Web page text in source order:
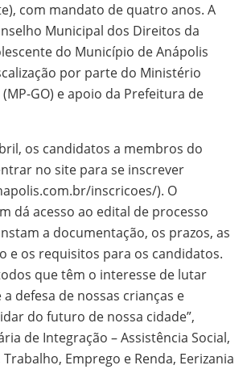
com mandato de quatro anos. A
Municipal dos Direitos da
do Município de Anápolis
por parte do Ministério
GO) e apoio da Prefeitura de
os candidatos a membros do
no site para se inscrever
inscricoes/). O
dá acesso ao edital de processo
a documentação, os prazos, as
e os requisitos para os candidatos.
que têm o interesse de lutar
defesa de nossas crianças e
do futuro de nossa cidade”,
de Integração – Assistência Social,
Emprego e Renda, Eerizania